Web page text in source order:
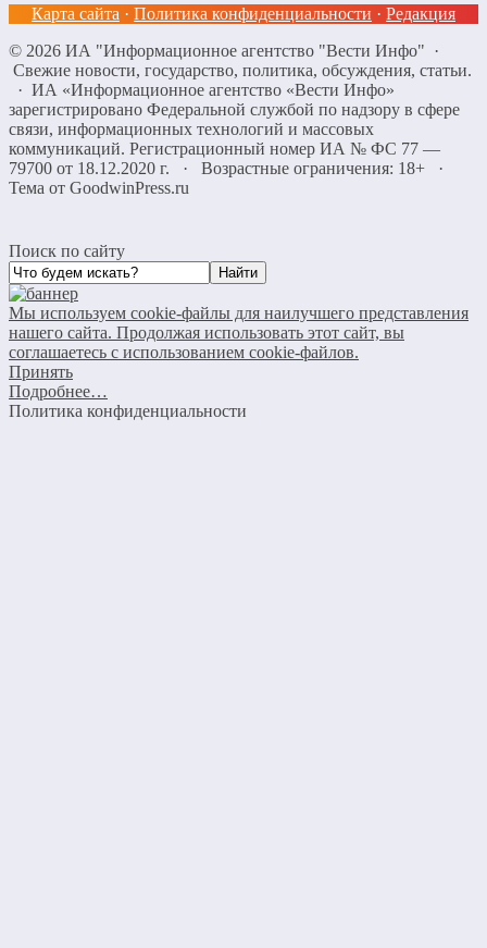
Карта сайта · Политика конфиденциальности · Редакция
© 2026 ИА "Информационное агентство "Вести Инфо" ·
Свежие новости, государство, политика, обсуждения, статьи.
· ИА «Информационное агентство «Вести Инфо»
зарегистрировано Федеральной службой по надзору в сфере
связи, информационных технологий и массовых
коммуникаций. Регистрационный номер ИА № ФС 77 —
79700 от 18.12.2020 г. · Возрастные ограничения: 18+
·
Тема от GoodwinPress.ru
Поиск по сайту
Мы используем cookie-файлы для наилучшего представления
нашего сайта. Продолжая использовать этот сайт, вы
соглашаетесь с использованием cookie-файлов.
Принять
Подробнее…
Политика конфиденциальности